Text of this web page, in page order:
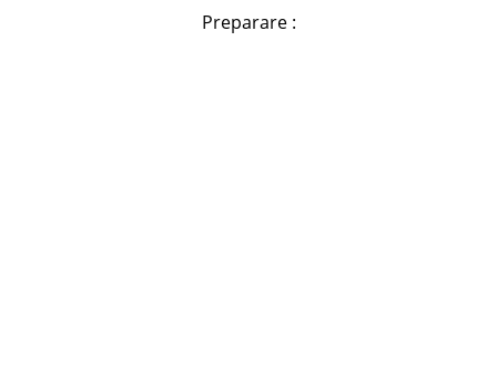
Preparare :